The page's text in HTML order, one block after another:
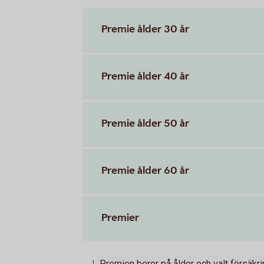
Premie ålder 30 år
Premie ålder 40 år
Premie ålder 50 år
Premie ålder 60 år
Premier
1